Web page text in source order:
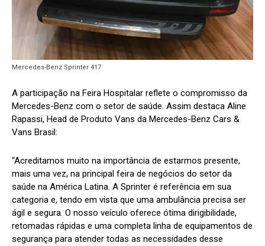
Mercedes-Benz Sprinter 417
A participação na Feira Hospitalar reflete o compromisso da
Mercedes-Benz com o setor de saúde. Assim destaca Aline
Rapassi, Head de Produto Vans da Mercedes-Benz Cars &
Vans Brasil:
“Acreditamos muito na importância de estarmos presente,
mais uma vez, na principal feira de negócios do setor da
saúde na América Latina. A Sprinter é referência em sua
categoria e, tendo em vista que uma ambulância precisa ser
ágil e segura. O nosso veículo oferece ótima dirigibilidade,
retomadas rápidas e uma completa linha de equipamentos de
segurança para atender todas as necessidades desse